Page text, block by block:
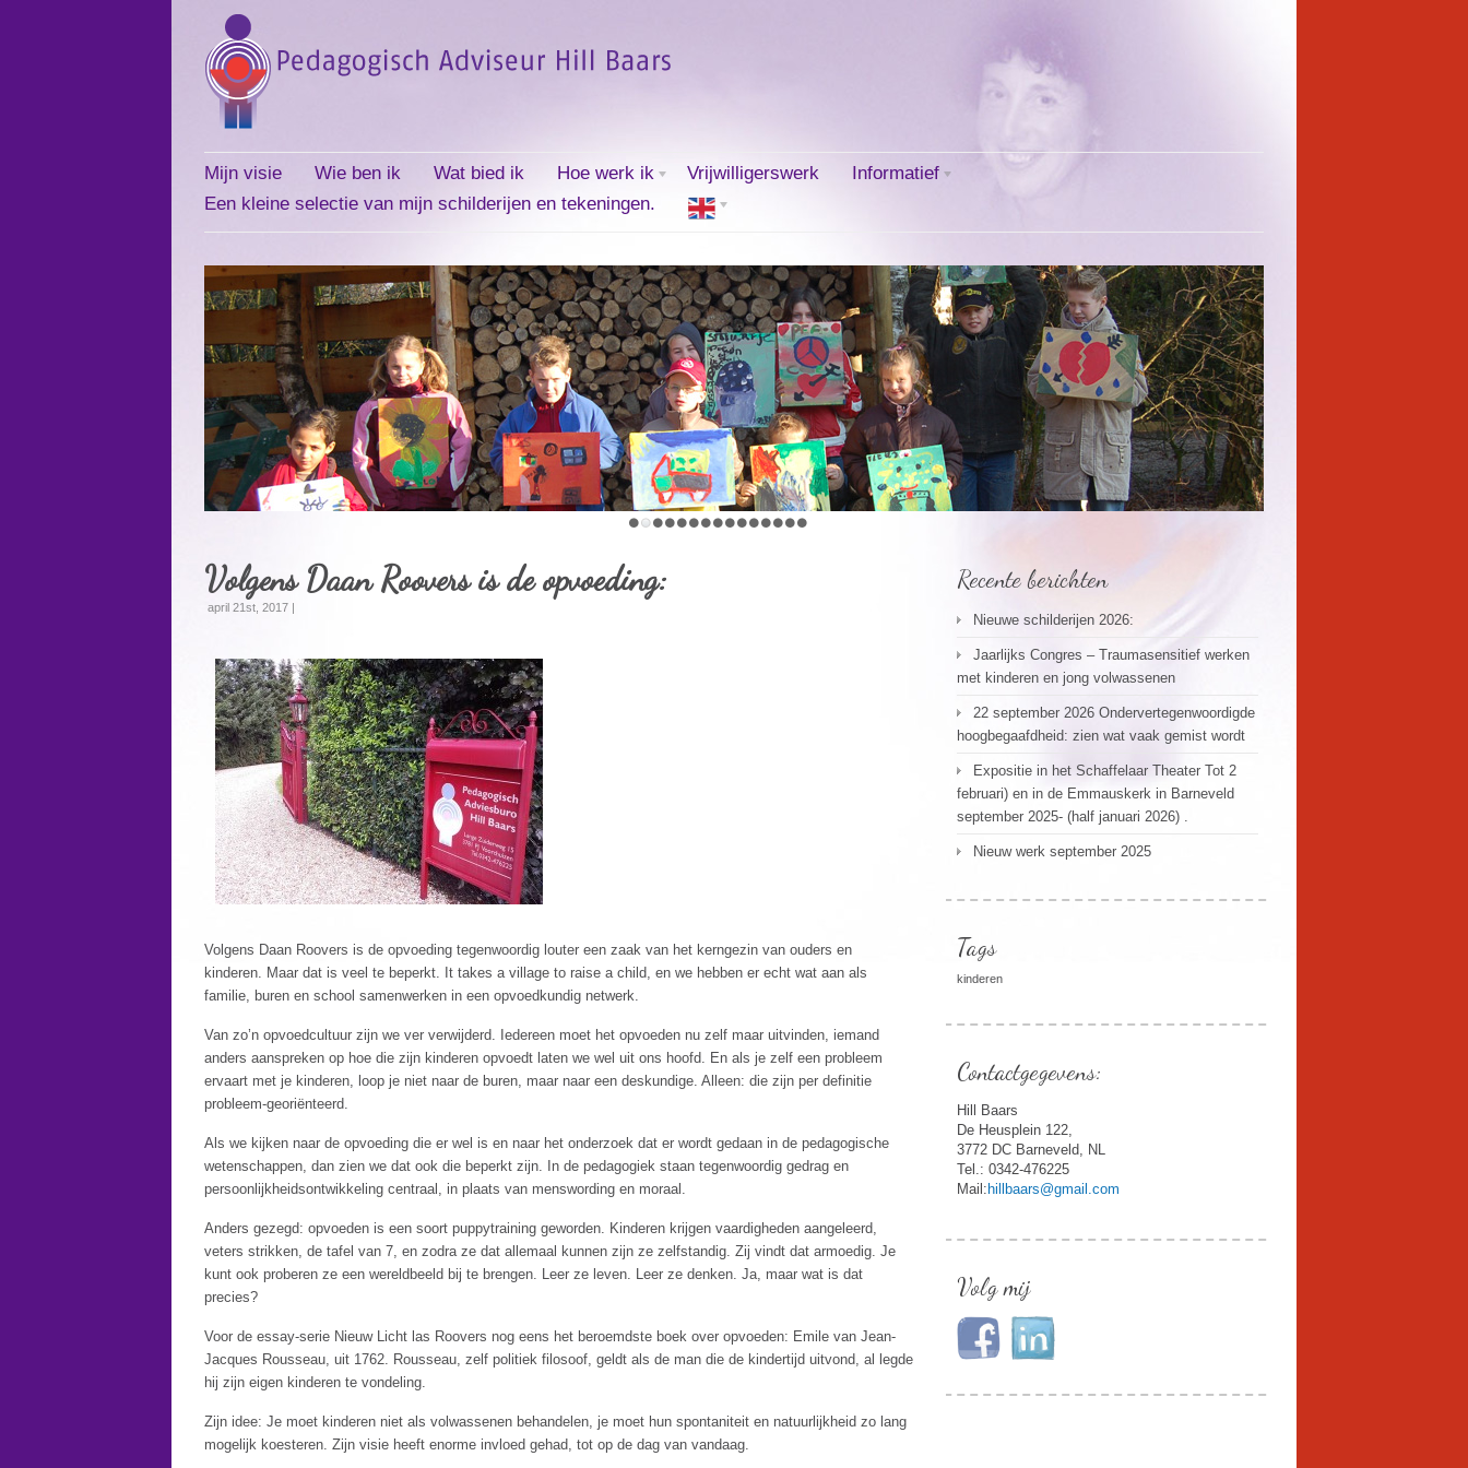
Mijn visie Wie ben ik Wat bied ik Hoe werk ik Vrijwilligerswerk
Informatief
Een kleine selectie van mijn schilderijen en tekeningen.
Volgens Daan Roovers is de opvoeding:
april 21st, 2017 |
Volgens Daan Roovers is de opvoeding tegenwoordig louter een zaak van het kerngezin van ouders en
kinderen. Maar dat is veel te beperkt. It takes a village to raise a child, en we hebben er echt wat aan als
familie, buren en school samenwerken in een opvoedkundig netwerk.
Van zo’n opvoedcultuur zijn we ver verwijderd. Iedereen moet het opvoeden nu zelf maar uitvinden, iemand
anders aanspreken op hoe die zijn kinderen opvoedt laten we wel uit ons hoofd. En als je zelf een probleem
ervaart met je kinderen, loop je niet naar de buren, maar naar een deskundige. Alleen: die zijn per definitie
probleem-georiënteerd.
Als we kijken naar de opvoeding die er wel is en naar het onderzoek dat er wordt gedaan in de pedagogische
wetenschappen, dan zien we dat ook die beperkt zijn. In de pedagogiek staan tegenwoordig gedrag en
persoonlijkheidsontwikkeling centraal, in plaats van menswording en moraal.
Anders gezegd: opvoeden is een soort puppytraining geworden. Kinderen krijgen vaardigheden aangeleerd,
veters strikken, de tafel van 7, en zodra ze dat allemaal kunnen zijn ze zelfstandig. Zij vindt dat armoedig. Je
kunt ook proberen ze een wereldbeeld bij te brengen. Leer ze leven. Leer ze denken. Ja, maar wat is dat
precies?
Voor de essay-serie Nieuw Licht las Roovers nog eens het beroemdste boek over opvoeden: Emile van Jean-
Jacques Rousseau, uit 1762. Rousseau, zelf politiek filosoof, geldt als de man die de kindertijd uitvond, al legde
hij zijn eigen kinderen te vondeling.
Zijn idee: Je moet kinderen niet als volwassenen behandelen, je moet hun spontaniteit en natuurlijkheid zo lang
mogelijk koesteren. Zijn visie heeft enorme invloed gehad, tot op de dag van vandaag.
Recente berichten
Nieuwe schilderijen 2026:
Jaarlijks Congres – Traumasensitief werken
met kinderen en jong volwassenen
22 september 2026 Ondervertegenwoordigde
hoogbegaafdheid: zien wat vaak gemist wordt
Expositie in het Schaffelaar Theater Tot 2
februari) en in de Emmauskerk in Barneveld
september 2025- (half januari 2026) .
Nieuw werk september 2025
Tags
kinderen
Contactgegevens:
Hill Baars
De Heusplein 122,
3772 DC Barneveld, NL
Tel.: 0342-476225
Mail: hillbaars@gmail.com
Volg mij